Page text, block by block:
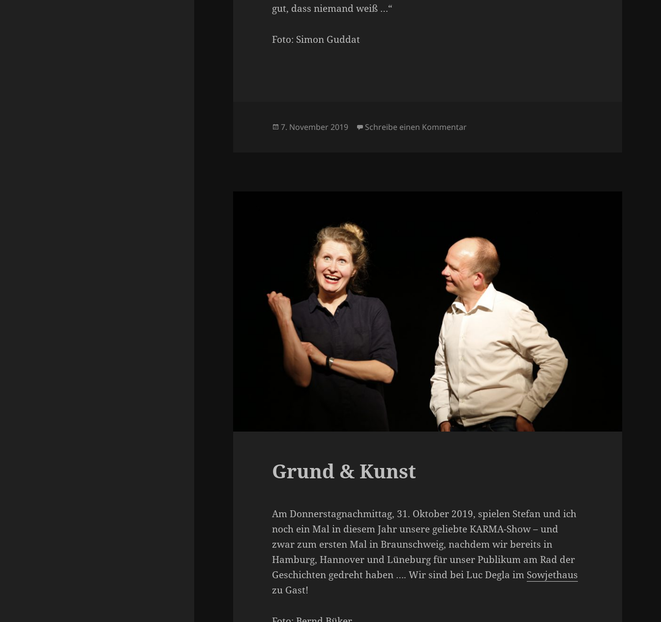
gut, dass niemand weiß …“
Foto: Simon Guddat
Veröffentlicht
7. November 2019 Schreibe einen Kommentarzu Wünschen & Wollen
Grund & Kunst
Am Donnerstagnachmittag, 31. Oktober 2019, spielen Stefan und ich
noch ein Mal in diesem Jahr unsere geliebte KARMA-Show – und
zwar zum ersten Mal in Braunschweig, nachdem wir bereits in
Hamburg, Hannover und Lüneburg für unser Publikum am Rad der
Geschichten gedreht haben …. Wir sind bei Luc Degla im Sowjethaus
zu Gast!